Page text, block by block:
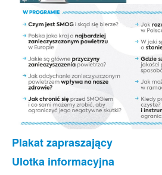
Można pobrać, poczytać...
Plakat zapraszający
Ulotka informacyjna